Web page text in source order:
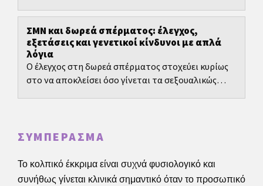
ΣΜΝ και δωρεά σπέρματος: έλεγχος,
εξετάσεις και γενετικοί κίνδυνοι με απλά
λόγια
Ο έλεγχος στη δωρεά σπέρματος στοχεύει κυρίως
στο να αποκλείσει όσο γίνεται τα σεξουαλικώς
ΣΥΜΠΈΡΑΣΜΑ
Το κολπικό έκκριμα είναι συχνά φυσιολογικό και
συνήθως γίνεται κλινικά σημαντικό όταν το προσωπικό